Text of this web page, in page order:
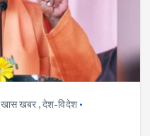
खास खबर ,देश-विदेश